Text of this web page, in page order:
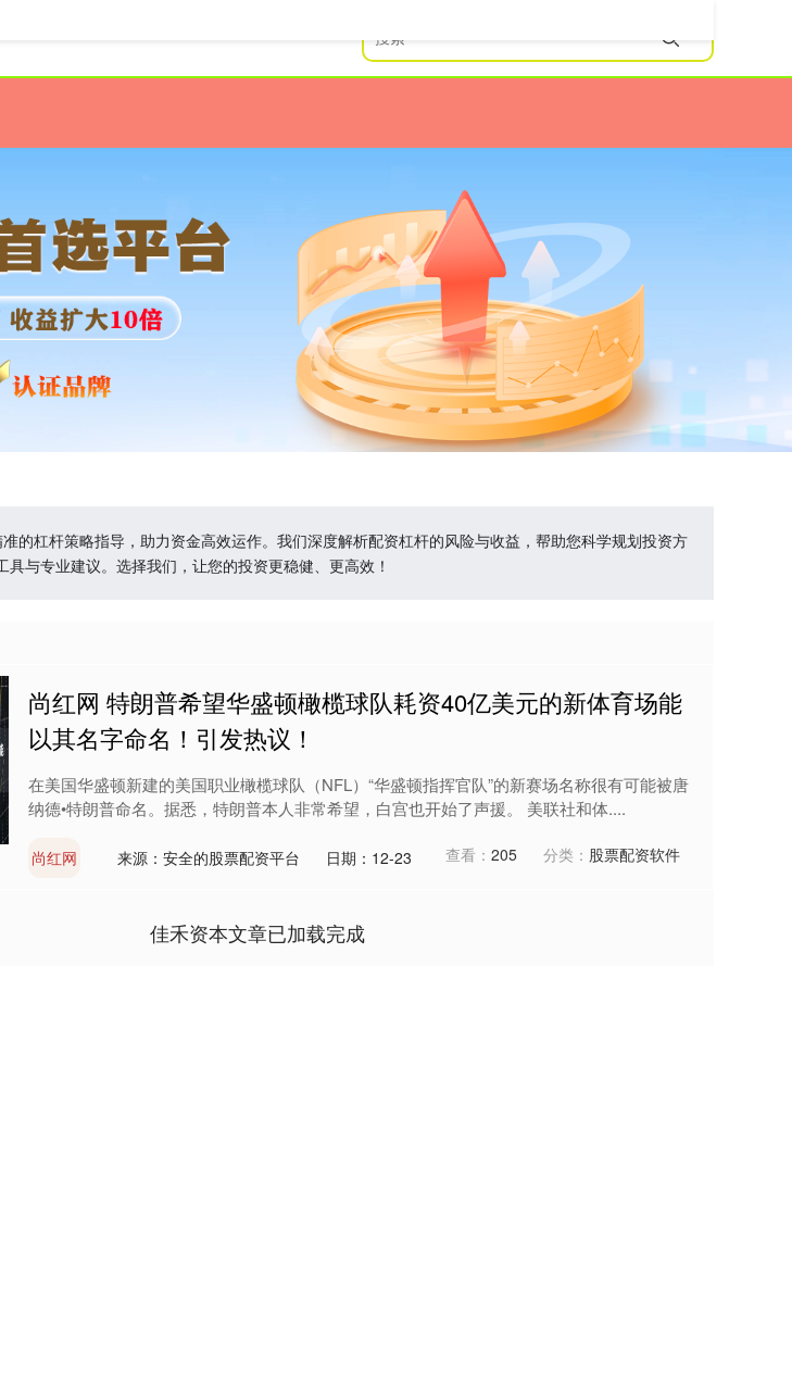
杠杆策略指导，助力资金高效运作。我们深度解析配资杠杆的风险与收益，帮助您科学规划投资方
与专业建议。选择我们，让您的投资更稳健、更高效！
尚红网 特朗普希望华盛顿橄榄球队耗资40亿美元的新体育场能
以其名字命名！引发热议！
在美国华盛顿新建的美国职业橄榄球队（NFL）“华盛顿指挥官队”的新赛场名称很有可能被唐
纳德•特朗普命名。据悉，特朗普本人非常希望，白宫也开始了声援。 美联社和体....
尚红网 来源：安全的股票配资平台 日期：12-23 查看： 205 分类： 股票配资软件
佳禾资本文章已加载完成